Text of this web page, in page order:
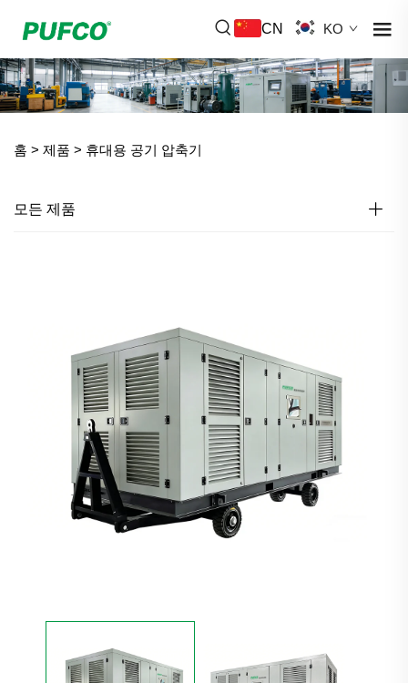
CN KO
홈 > 제품 > 휴대용 공기 압축기
모든 제품